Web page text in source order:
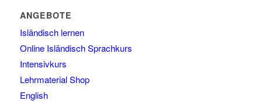
ANGEBOTE
Isländisch lernen
Online Isländisch Sprachkurs
Intensivkurs
Lehrmaterial Shop
English